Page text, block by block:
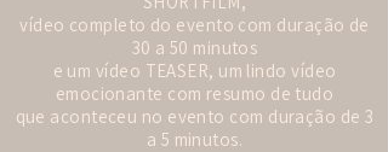
vídeo completo do evento com duração de
30 a 50 minutos
e um vídeo TEASER, um lindo vídeo
emocionante com resumo de tudo
que aconteceu no evento com duração de 3
a 5 minutos.